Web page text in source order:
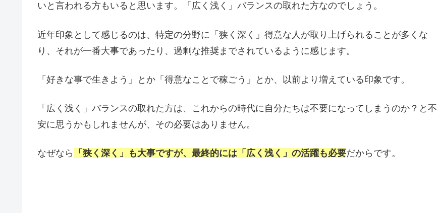
いと言われる方もいると思います。「広く浅く」バランスの取れた方なのでしょう。
近年印象として感じるのは、特定の分野に「狭く深く」得意な人が取り上げられることが多くな
り、それが一番大事であったり、過剰な推奨までされているように感じます。
「好きな事で生きよう」とか「得意なことで稼ごう」とか、以前より増えている印象です。
「広く浅く」バランスの取れた方は、これからの時代に自分たちは不要になってしまうのか？と不
安に思うかもしれませんが、その必要はありません。
なぜなら 「狭く深く」も大事ですが、最終的には「広く浅く」の活躍も必要だからです。